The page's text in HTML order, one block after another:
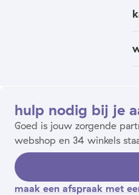
hulp nodig bij je
Goed is jouw zorgende
webshop en 34 winkels
maak een afspraak met